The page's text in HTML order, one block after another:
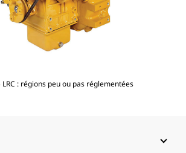
: régions peu ou pas réglementées